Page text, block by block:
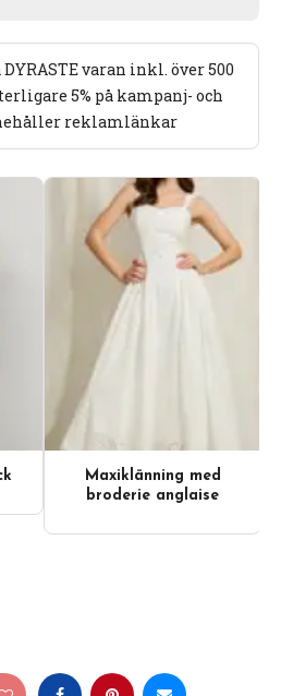
DYRASTE varan inkl. över 500
5% på kampanj- och
reklamlänkar
Maxiklänning med
broderie anglaise